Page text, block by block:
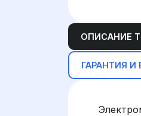
ОПИСАНИЕ
ГАРАНТИЯ И